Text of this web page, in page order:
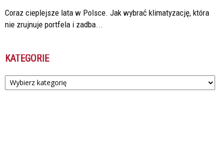
Coraz cieplejsze lata w Polsce. Jak wybrać klimatyzację, która
nie zrujnuje portfela i zadba...
KATEGORIE
Kategorie